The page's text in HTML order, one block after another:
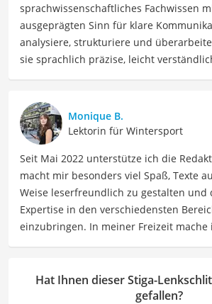
sprachwissenschaftliches Fachwissen
ausgeprägten Sinn für klare
analysiere, strukturiere und
sie sprachlich präzise, leicht
beschäftige ich mich gerne mit
und Freizeitaktivitäten. Dieses Interesse
meinen Beiträgen wider, die sich mit
Reiseempfehlungen, Hobbytipps und
Freizeitgestaltung befassen.
Der Stiga-Lenkschlitten-Vergleich ist aus
besonders empfehlenswert für
Monique B.
Lektorin für Wintersport
Seit Mai 2022 unterstütze ich die
macht mir besonders viel Spaß, Texte
Weise leserfreundlich zu gestalten und
Expertise in den verschiedensten
einzubringen. In meiner Freizeit mache
Klarheit, Verständlichkeit und
überprüfen. Mein Ziel ist es dabei, die
Hat Ihnen dieser Stiga-
gefallen?